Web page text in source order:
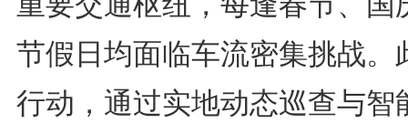
节假日均面临车流密集挑战。
行动，通过实地动态巡查与智